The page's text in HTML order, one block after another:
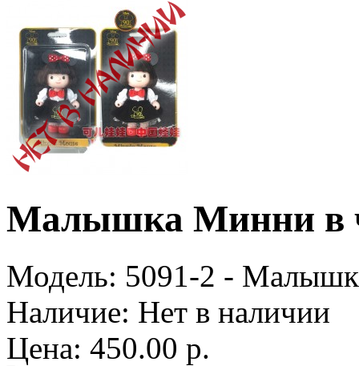
Малышка Минни в
Модель: 5091-2 -
Наличие: Нет в наличии
Цена: 450.00 р.